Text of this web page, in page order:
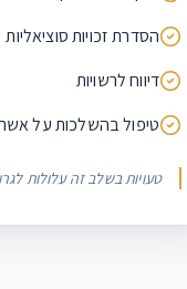
הסדרת זכויות סוציאליות
דיווח לרשויות
טיפול בהשלכות על
טעויות בשלב זה עלולות